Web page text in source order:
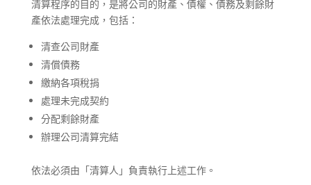
清算程序的目的，是將公司的財產、債權、債務及剩餘財
產依法處理完成，包括：
清查公司財產
清償債務
繳納各項稅捐
處理未完成契約
分配剩餘財產
辦理公司清算完結
依法必須由「清算人」負責執行上述工作。